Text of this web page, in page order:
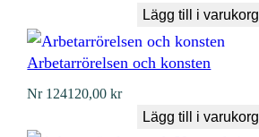
Lägg till i varukorg
Arbetarrörelsen och konsten
Nr 124120,00kr
Lägg till i varukorg